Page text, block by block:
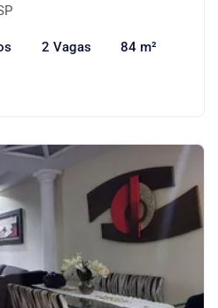
2 Vagas 84 m²